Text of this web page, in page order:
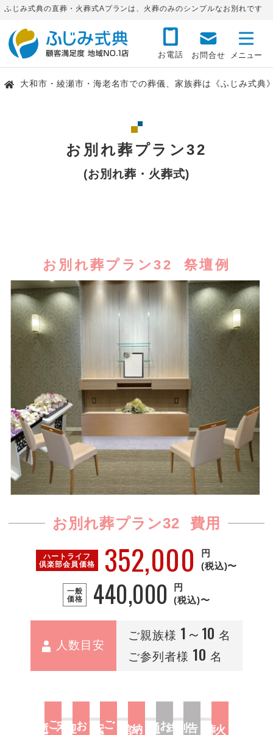
ふじみ式典の直葬・火葬式Aプランは、火葬のみのシンプルなお別れです
お電話 お問合せ
大和市・綾瀬市・海老名市での葬儀、家族葬は《ふじみ式典
お別れ葬プラン32
(お別れ葬・火葬式)
お別れ葬プラン32 祭壇例
お別れ葬プラン32 費用
ハートライフ
倶楽部会員価格 352,000
円
(税込)〜
一般
価格
440,000
円
(税込)〜
人数目安
ご親族様 1～10 名
ご参列者様 10 名
ご逝
去 お迎え ご安
置 納棺 お通
夜 告別式 火葬